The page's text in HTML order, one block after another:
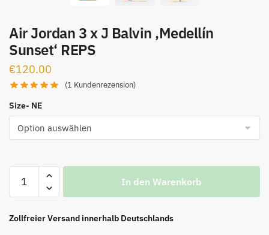
Air Jordan 3 x J Balvin ‚Medellín
Sunset‘ REPS
€120.00
(1 Kundenrezension)
Size- NE
Jordan
x
In den Warenkorb
Zollfreier Versand innerhalb Deutschlands